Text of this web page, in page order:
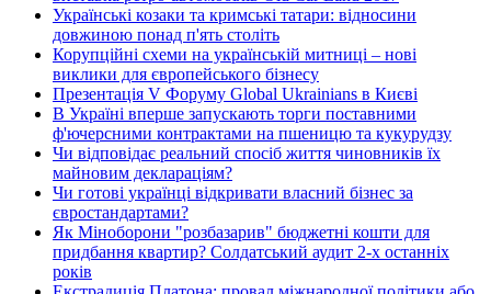
Українські козаки та кримські татари: відносини
довжиною понад п'ять століть
Корупційні схеми на українській митниці – нові
виклики для європейського бізнесу
Презентація V Форуму Global Ukrainians в Києві
В Україні вперше запускають торги поставними
ф'ючерсними контрактами на пшеницю та кукурудзу
Чи відповідає реальний спосіб життя чиновників їх
майновим деклараціям?
Чи готові українці відкривати власний бізнес за
євростандартами?
Як Міноборони "розбазарив" бюджетні кошти для
придбання квартир? Солдатський аудит 2-х останніх
років